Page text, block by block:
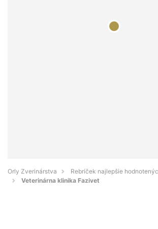
Orly Zverinárstva
Rebríček najlepšie
Veterinárna klinika Fazivet